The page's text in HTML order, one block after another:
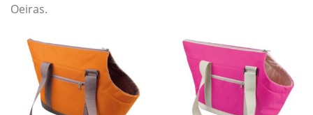
Oeiras.